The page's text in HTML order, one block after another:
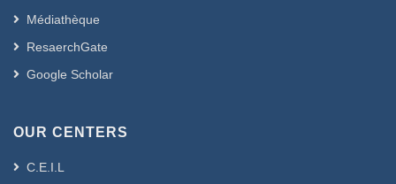
Médiathèque
ResaerchGate
Google Scholar
OUR CENTERS
C.E.I.L